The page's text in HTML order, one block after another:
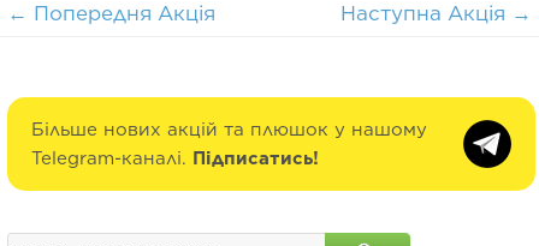
← Попередня Акція Наступна Акція →
Більше нових акцій та плюшок у нашому
Telegram-каналі. Підписатись!